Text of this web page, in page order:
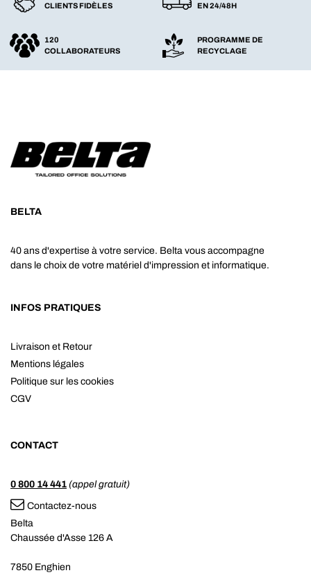
CLIENTS FIDÈLES
EN 24/48H
120
COLLABORATEURS
PROGRAMME DE
RECYCLAGE
BELTA
40 ans d'expertise à votre service. Belta vous accompagne
dans le choix de votre matériel d'impression et informatique.
INFOS PRATIQUES
Livraison et Retour
Mentions légales
Politique sur les cookies
CGV
CONTACT
0 800 14 441 (appel gratuit)
Contactez-nous
Belta
Chaussée d'Asse 126 A
7850 Enghien